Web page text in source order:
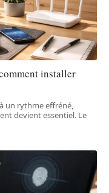
installer
un rythme effréné,
devient essentiel. Le